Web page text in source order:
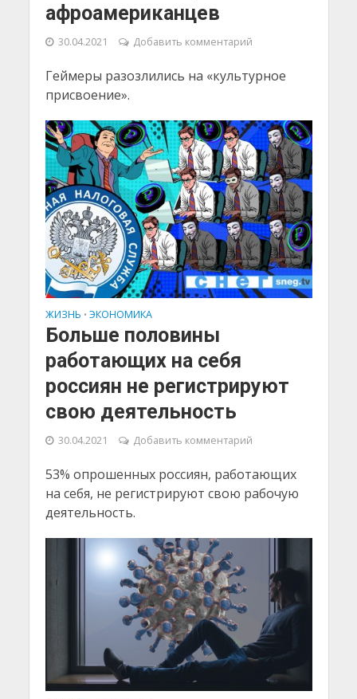
афроамериканцев
30.04.2021 Добавить комментарий
Геймеры разозлились на «культурное
присвоение».
ЖИЗНЬ • ЭКОНОМИКА
Больше половины
работающих на себя
россиян не регистрируют
свою деятельность
30.04.2021 Добавить комментарий
53% опрошенных россиян, работающих
на себя, не регистрируют свою рабочую
деятельность.